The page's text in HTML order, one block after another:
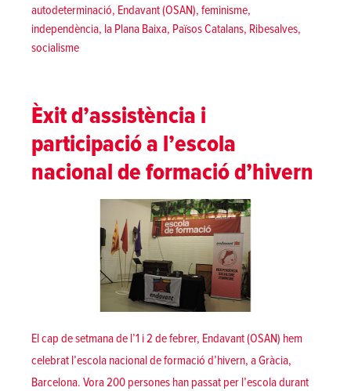
Tags:
autodeterminació, Endavant (OSAN), feminisme,
independència, la Plana Baixa, Països Catalans, Ribesalves,
socialisme
Èxit d’assistència i
participació a l’escola
nacional de formació d’hivern
El cap de setmana de l’1 i 2 de febrer, Endavant (OSAN) hem
celebrat l’escola nacional de formació d’hivern, a Gràcia,
Barcelona. Vora 200 persones han passat per l’escola durant